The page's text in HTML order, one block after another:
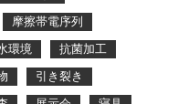
摩擦帯電序列
環境
抗菌加工
引き裂き